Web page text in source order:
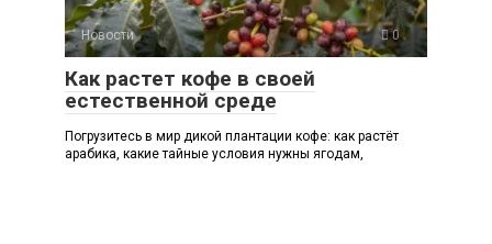
Новости 0
Как растет кофе в своей
естественной среде
Погрузитесь в мир дикой плантации кофе: как растёт
арабика, какие тайные условия нужны ягодам,